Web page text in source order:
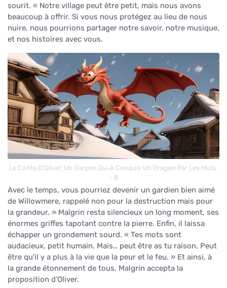
sourit. « Notre village peut être petit, mais nous avons
beaucoup à offrir. Si vous nous protégez au lieu de nous
nuire, nous pourrions partager notre savoir, notre musique,
et nos histoires avec vous.
Le Conte D'Oliver, Un Garçon Qui A Conquis Un Dragon Par Les Mots.
- 8
Avec le temps, vous pourriez devenir un gardien bien aimé
de Willowmere, rappelé non pour la destruction mais pour
la grandeur. » Malgrin resta silencieux un long moment, ses
énormes griffes tapotant contre la pierre. Enfin, il laissa
échapper un grondement sourd. « Tes mots sont
audacieux, petit humain. Mais… peut être as tu raison. Peut
être qu'il y a plus à la vie que la peur et le feu. » Et ainsi, à
la grande étonnement de tous, Malgrin accepta la
proposition d'Oliver.